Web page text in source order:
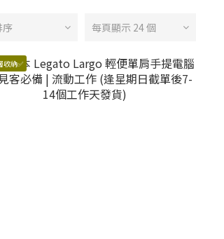
序 每頁顯示 24 個
收納✅